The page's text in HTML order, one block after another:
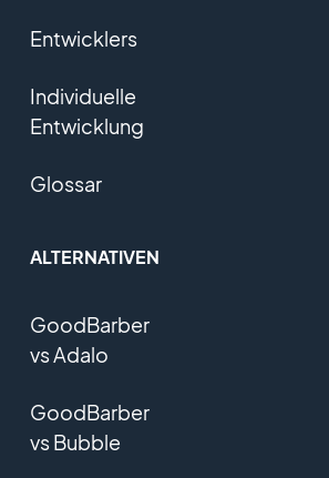
Entwicklers
Individuelle
Entwicklung
Glossar
ALTERNATIVEN
GoodBarber
vs Adalo
GoodBarber
vs Bubble